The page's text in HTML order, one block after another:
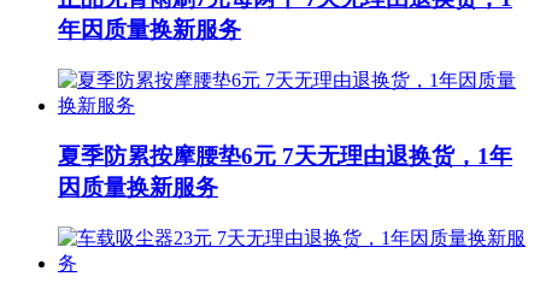
年因质量换新服务
夏季防累按摩腰垫6元 7天无理由退换货，1年
因质量换新服务